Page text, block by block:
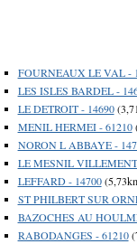
FOURNEAUX LE VAL -
LES ISLES BARDEL -
LE DETROIT - 14690
MENIL HERMEI - 61210
NORON L ABBAYE -
LE MESNIL
LEFFARD - 14700
ST PHILBERT SUR
BAZOCHES AU
RABODANGES - 61210